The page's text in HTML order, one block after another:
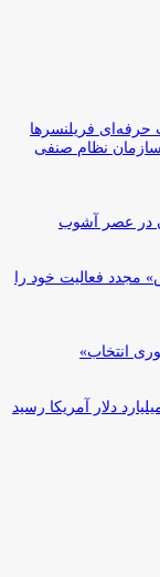
حرفه‌ای فریلنسرها
نظام صنفی
در عصر آشوب
مجدد فعالیت خود را
انتخاب»